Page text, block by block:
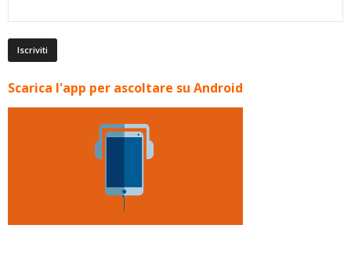
Scarica l'app per ascoltare su Android